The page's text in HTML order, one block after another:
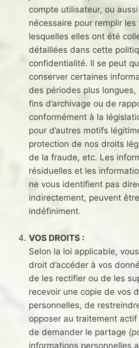
compte utilisateur, ou
nécessaire pour remplir
lesquelles elles ont été
détaillées dans cette
confidentialité. Il se peut
conserver certaines
des périodes plus
fins d’archivage ou de
conformément à la
pour d’autres motifs
protection de nos droits
de la fraude, etc. Les
résiduelles et les
ne vous identifient pas
indirectement, peuvent
indéfiniment.
VOS DROITS :
Selon la loi applicable,
droit d’accéder à vos
de les rectifier ou de les
recevoir une copie de vos
personnelles, de
opposer au traitement
de demander le partage
informations personnelles